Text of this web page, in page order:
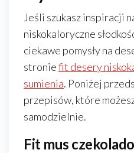
Jeśli szukasz inspiracji
niskokaloryczne
ciekawe pomysły na
stroniefit desery
sumienia. Poniżej
przepisów, które
samodzielnie.
Fit mus